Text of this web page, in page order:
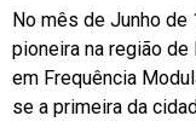
No mês de Junho
pioneira na região
em Frequência
se a primeira da